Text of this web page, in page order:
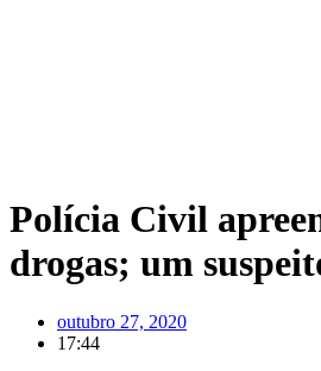
Polícia Civil
drogas; um
outubro 27, 2020
17:44